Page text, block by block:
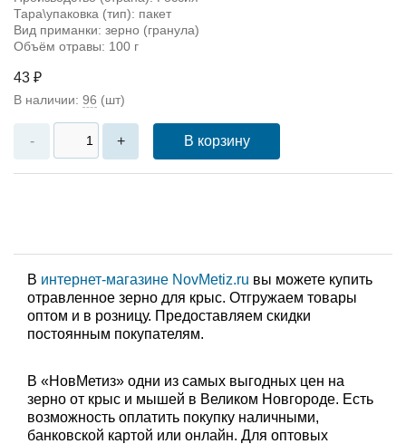
Тара\упаковка (тип): пакет
Вид приманки: зерно (гранула)
Объём отравы: 100 г
43 ₽
В наличии: 96 (шт)
- + В корзину
В интернет-магазине NovMetiz.ru вы можете купить
отравленное зерно для крыс. Отгружаем товары
оптом и в розницу. Предоставляем скидки
постоянным покупателям.
В «НовМетиз» одни из самых выгодных цен на
зерно от крыс и мышей в Великом Новгороде. Есть
возможность оплатить покупку наличными,
банковской картой или онлайн. Для оптовых